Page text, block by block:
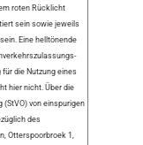
roten Rücklicht
sein sowie jeweils
Eine helltönende
für die Nutzung eines
hier nicht. Über die
von einspurigen
des
Otterspoorbroek 1,